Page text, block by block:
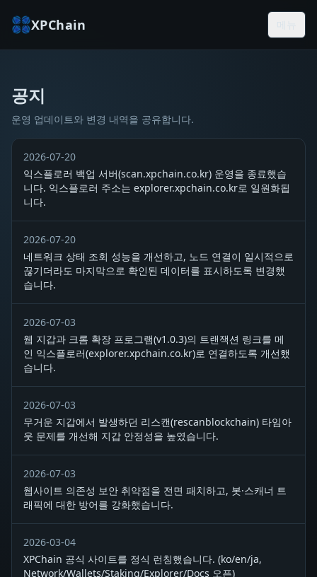
XPChain
공지공지
운영 업데이트와 변경 내역을 공유합니다.
2026-07-20
익스플로러 백업 서버(scan.xpchain.co.kr) 운영을 종료했습
니다. 익스플로러 주소는 explorer.xpchain.co.kr로 일원화됩
니다.
2026-07-20
네트워크 상태 조회 성능을 개선하고, 노드 연결이 일시적으로
끊기더라도 마지막으로 확인된 데이터를 표시하도록 변경했
습니다.
2026-07-03
웹 지갑과 크롬 확장 프로그램(v1.0.3)의 트랜잭션 링크를 메
인 익스플로러(explorer.xpchain.co.kr)로 연결하도록 개선했
습니다.
2026-07-03
무거운 지갑에서 발생하던 리스캔(rescanblockchain) 타임아
웃 문제를 개선해 지갑 안정성을 높였습니다.
2026-07-03
웹사이트 의존성 보안 취약점을 전면 패치하고, 봇·스캐너 트
래픽에 대한 방어를 강화했습니다.
2026-03-04
XPChain 공식 사이트를 정식 런칭했습니다. (ko/en/ja,
Network/Wallets/Staking/Explorer/Docs 오픈)